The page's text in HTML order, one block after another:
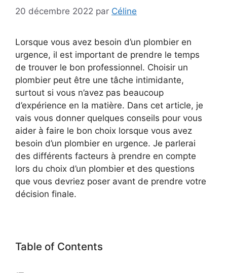
20 décembre 2022 par Céline
Lorsque vous avez besoin d’un plombier en
urgence, il est important de prendre le temps
de trouver le bon professionnel. Choisir un
plombier peut être une tâche intimidante,
surtout si vous n’avez pas beaucoup
d’expérience en la matière. Dans cet article, je
vais vous donner quelques conseils pour vous
aider à faire le bon choix lorsque vous avez
besoin d’un plombier en urgence. Je parlerai
des différents facteurs à prendre en compte
lors du choix d’un plombier et des questions
que vous devriez poser avant de prendre votre
décision finale.
Table of Contents